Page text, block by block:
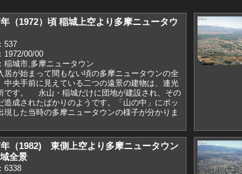
（1972）頃 稲城上空より多摩ニュータウ
537
1972/00/00
稲城市,多摩ニュータウン
居が始まって間もない頃の多摩ニュータウンの全
中央手前に見えている二つの遠景の建物は、連光
です。 永山・稲城だけに団地が建設され、その
造成されたばかりのようです。「山の中」にポッ
現した当時の多摩ニュータウンの様子が分かりま
年（1982) 東側上空より多摩ニュータウン
全景
6338